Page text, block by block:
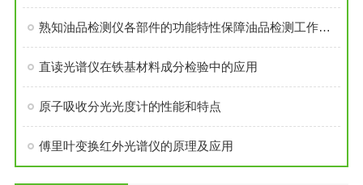
熟知油品检测仪各部件的功能特性保障油品检测工作有序开展
直读光谱仪在铁基材料成分检验中的应用
原子吸收分光光度计的性能和特点
傅里叶变换红外光谱仪的原理及应用